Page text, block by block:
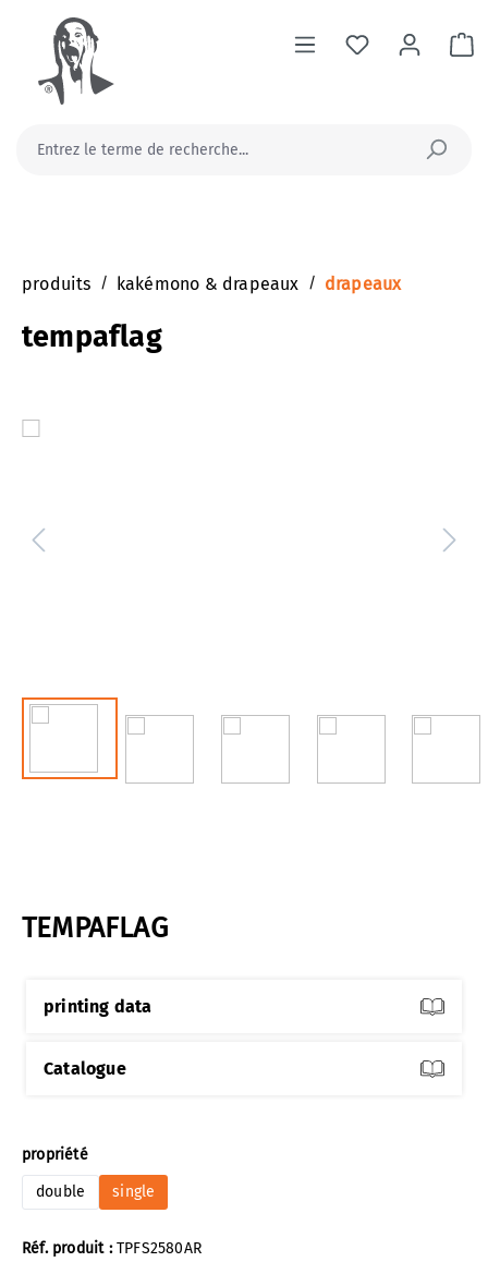
principal
produits / kakémono & drapeaux / drapeaux
tempaflag
TEMPAFLAG
printing data
Catalogue
Réf. produit :TPFS2580AR
Sélectionnez
propriété
double
single